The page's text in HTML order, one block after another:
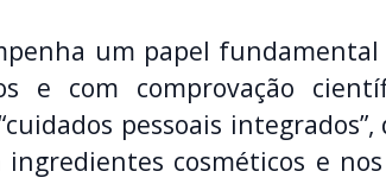
um papel
e com comprovação
pessoais
cosméticos e